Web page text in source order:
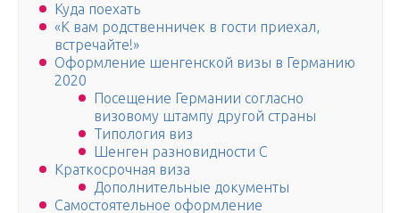
Куда поехать
«К вам родственничек в гости приехал,
встречайте!»
Оформление шенгенской визы в Германию
2020
Посещение Германии согласно
визовому штампу другой страны
Типология виз
Шенген разновидности C
Краткосрочная виза
Дополнительные документы
Самостоятельное оформление